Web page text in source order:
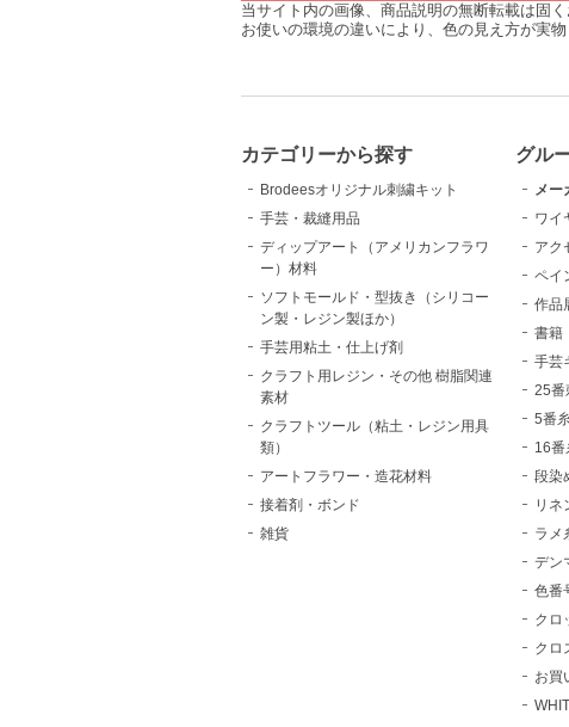
当サイト内の画像、商品説明の無断転載は固く
お使いの環境の違いにより、色の見え方が実物
カテゴリーから探す
Brodeesオリジナル刺繍キット
手芸・裁縫用品
ディップアート（アメリカンフラワ
ー）材料
ソフトモールド・型抜き（シリコー
ン製・レジン製ほか）
手芸用粘土・仕上げ剤
クラフト用レジン・その他 樹脂関連
素材
クラフトツール（粘土・レジン用具
類）
アートフラワー・造花材料
接着剤・ボンド
雑貨
グル
メー
ワイ
アク
ペイ
作品
書籍
手芸
25番
5番
16番
段染
リネ
ラメ
デン
色番
クロ
クロ
お買